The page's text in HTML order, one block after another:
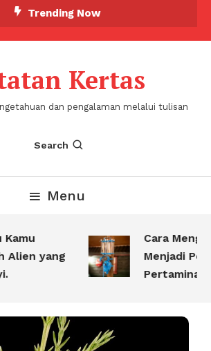
Trending Now
Kertas
dan pengalaman melalui tulisan
Search
Menu
yang
Cara
Menjadi
Pertamina